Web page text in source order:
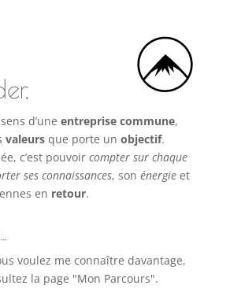
d’une entreprise commune,
valeursque porte un objectif.
c’est pouvoircompter sur chaque
ses connaissances, son énergieet
en retour.
voulez me connaître davantage,
la page "Mon Parcours".